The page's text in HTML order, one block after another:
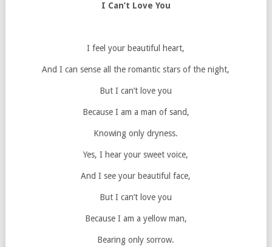
I Can’t Love You
I feel your beautiful heart,
And I can sense all the romantic stars of the night,
But I can’t love you
Because I am a man of sand,
Knowing only dryness.
Yes, I hear your sweet voice,
And I see your beautiful face,
But I can’t love you
Because I am a yellow man,
Bearing only sorrow.